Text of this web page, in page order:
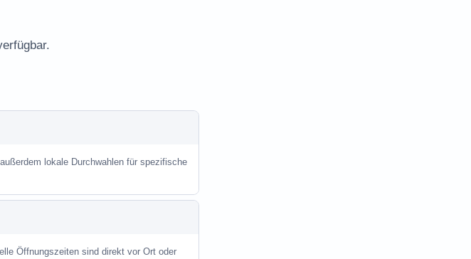
lokale Durchwahlen für spezifische
Öffnungszeiten sind direkt vor Ort oder